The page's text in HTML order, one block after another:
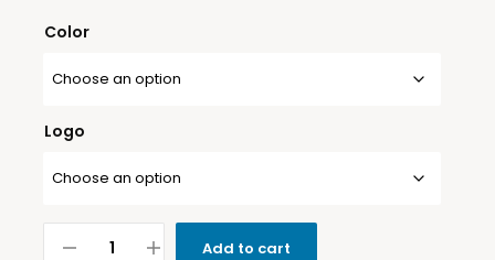
Color
Logo
Add to cart